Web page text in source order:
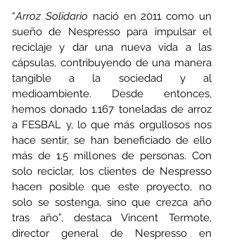
“Arroz Solidario nació en 2011 como un
sueño de Nespresso para impulsar el
reciclaje y dar una nueva vida a las
cápsulas, contribuyendo de una manera
tangible a la sociedad y al
medioambiente. Desde entonces,
hemos donado 1.167 toneladas de arroz
a FESBAL y, lo que más orgullosos nos
hace sentir, se han beneficiado de ello
más de 1.5 millones de personas. Con
solo reciclar, los clientes de Nespresso
hacen posible que este proyecto, no
solo se sostenga, sino que crezca año
tras año”, destaca Vincent Termote,
director general de Nespresso en